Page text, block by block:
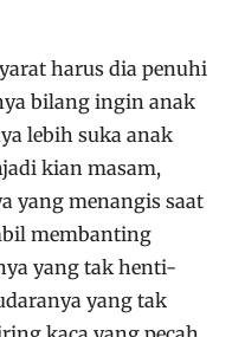
harus dia penuhi
bilang ingin anak
lebih suka anak
kian masam,
yang menangis saat
membanting
yang tak henti-
yang tak